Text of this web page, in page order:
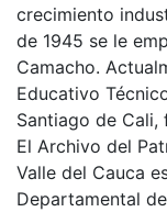
crecimiento
de 1945 se le
Camacho.
Educativo
Santiago de Cali,
El Archivo del
Valle del Cauca
Departamental